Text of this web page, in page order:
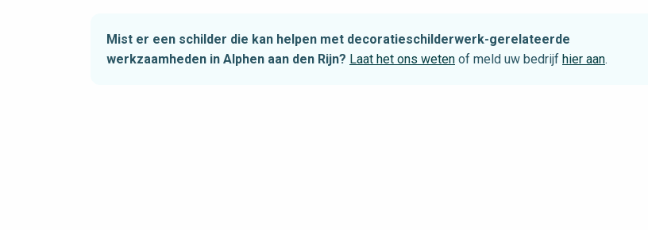
Mist er een schilder die kan helpen met decoratieschilderwerk-gerelateerde
werkzaamheden in Alphen aan den Rijn? Laat het ons weten of meld uw bedrijf hier aan.